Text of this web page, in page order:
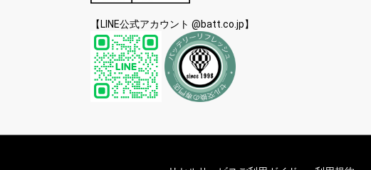
【LINE公式アカウント @batt.co.jp】